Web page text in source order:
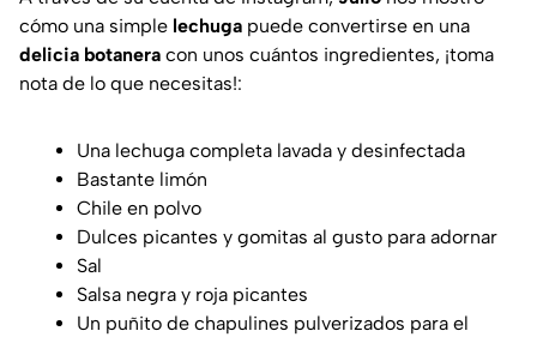
cómo una simple lechuga puede convertirse en una
delicia botanera con unos cuántos ingredientes, ¡toma
nota de lo que necesitas!:
Una lechuga completa lavada y desinfectada
Bastante limón
Chile en polvo
Dulces picantes y gomitas al gusto para adornar
Sal
Salsa negra y roja picantes
Un puñito de chapulines pulverizados para el